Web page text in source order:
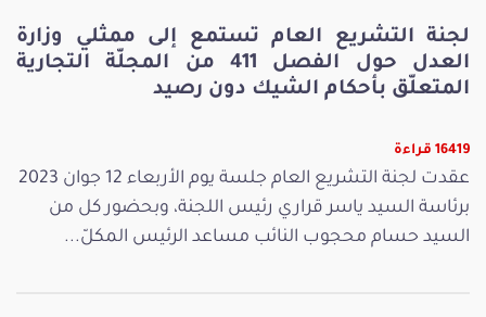
لجنة التشريع العام تستمع إلى ممثلي وزارة
العدل حول الفصل 411 من المجلّة التجارية
المتعلّق بأحكام الشيك دون رصيد
16419 قراءة
عقدت لجنة التشريع العام جلسة يوم الأربعاء 12 جوان 2023
برئاسة السيد ياسر قراري رئيس اللجنة، وبحضور كل من
السيد حسام محجوب النائب مساعد الرئيس المكلّ...